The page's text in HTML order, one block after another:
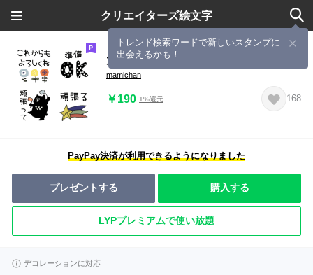
クリエイターズ絵文字
トレンド検索ワードで新しいスタンプに
出会えるかも！
大人の北欧♡絵文字♡ミニスタンプ2
mamichan
￥190 1%還元 168
PayPay決済が利用できるようになりました
プレゼントする 購入する
LYPプレミアムで使い放題
デコレーションに対応